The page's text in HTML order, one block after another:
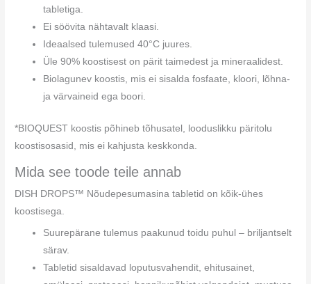
tabletiga.
Ei söövita nähtavalt klaasi.
Ideaalsed tulemused 40°C juures.
Üle 90% koostisest on pärit taimedest ja mineraalidest.
Biolagunev koostis, mis ei sisalda fosfaate, kloori, lõhna-
ja värvaineid ega boori.
*BIOQUEST koostis põhineb tõhusatel, looduslikku päritolu
koostisosasid, mis ei kahjusta keskkonda.
Mida see toode teile annab
DISH DROPS™ Nõudepesumasina tabletid on kõik-ühes
koostisega.
Suurepärane tulemus paakunud toidu puhul – briljantselt
särav.
Tabletid sisaldavad loputusvahendit, ehitusainet,